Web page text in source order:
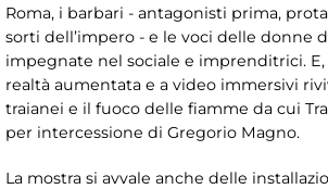
Roma, i barbari - antagonisti prima,
sorti dell’impero - e le voci delle donne
impegnate nel sociale e imprenditrici. E,
realtà aumentata e a video immersivi
traianei e il fuoco delle fiamme da cui
per intercessione di Gregorio Magno.
La mostra si avvale anche delle